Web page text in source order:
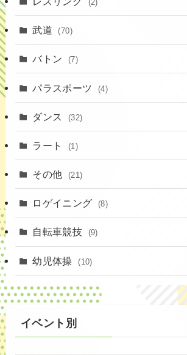
(19)
(16)
(12)
(3)
(14)
(4)
(15)
(2)
武道 (70)
(9)
(16)
バトン (7)
パラスポーツ (4)
ダンス (32)
(3)
(2)
ラート (1)
その他 (21)
(4)
ロゲイニング (8)
自転車競技 (9)
幼児体操 (10)
イベント別